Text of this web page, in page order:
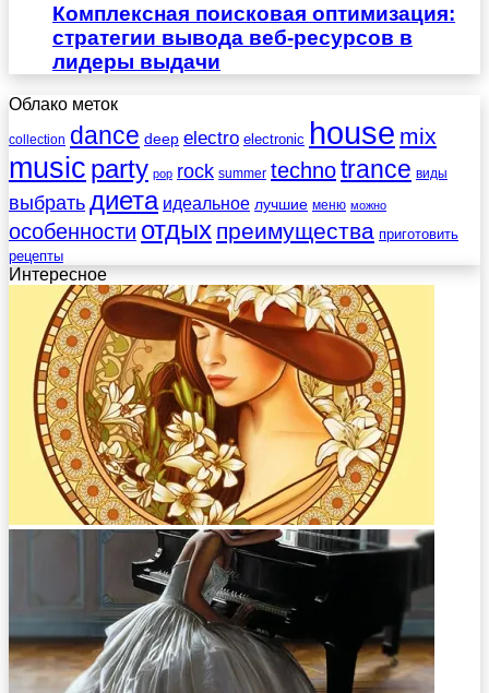
Комплексная поисковая оптимизация:
стратегии вывода веб-ресурсов в
лидеры выдачи
Облако меток
collection dance deep electro electronic house mix
music party pop rock summer technotrance виды
выбратьдиета идеальное лучшие меню можно
особенности отдых преимущества приготовить
рецепты
Интересное